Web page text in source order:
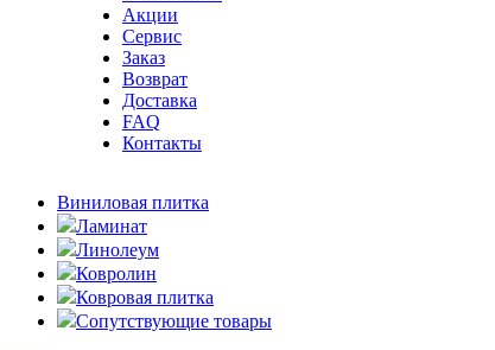
Акции
Сервис
Заказ
Возврат
Доставка
FAQ
Контакты
Виниловая плитка
Ламинат
Линолеум
Ковролин
Ковровая плитка
Сопутствующие товары